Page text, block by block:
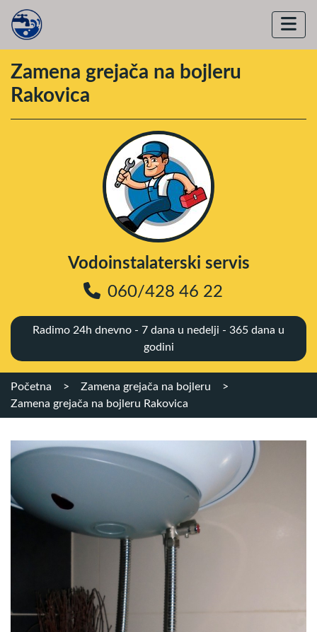
Zamena grejača na bojleru
Rakovica
Vodoinstalaterski servis
060/428 46 22
Radimo 24h dnevno - 7 dana u nedelji - 365 dana u
godini
Početna > Zamena grejača na bojleru
>
Zamena grejača na bojleru Rakovica